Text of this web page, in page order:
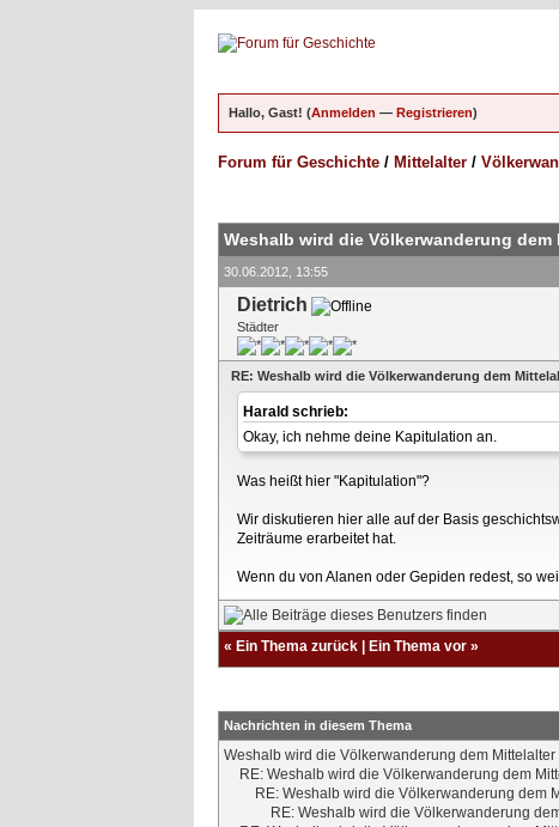
Hallo, Gast! (Anmelden — Registrieren)
Forum für Geschichte / Mittelalter /
Weshalb wird die Völkerwanderung
30.06.2012, 13:55
Dietrich
Städter
RE: Weshalb wird die Völkerwanderung dem
Harald schrieb:
Okay, ich nehme deine Kapitulation an.
Was heißt hier "Kapitulation"?
Wir diskutieren hier alle auf der Basis
Zeiträume erarbeitet hat.
Wenn du von Alanen oder Gepiden redest, so
« Ein Thema zurück | Ein Thema vor »
Nachrichten in diesem Thema
Weshalb wird die Völkerwanderung dem
RE: Weshalb wird die Völkerwanderung dem
RE: Weshalb wird die Völkerwanderung dem
RE: Weshalb wird die Völkerwanderung